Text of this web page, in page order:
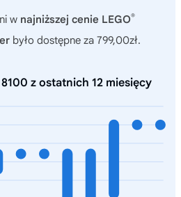
w najniższej cenie LEGO®
było dostępne za 799,00zł.
8100 z ostatnich 12 miesięcy